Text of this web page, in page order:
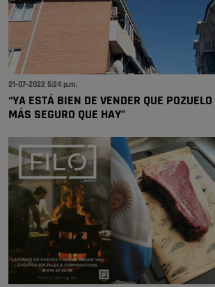
21-07-2022 5:24 p.m.
“YA ESTÁ BIEN DE VENDER QUE
MÁS SEGURO QUE HAY”